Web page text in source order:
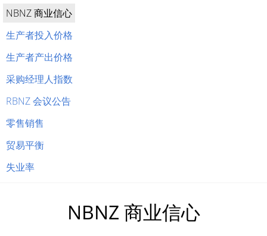
NBNZ 商业信心
生产者投入价格
生产者产出价格
采购经理人指数
RBNZ 会议公告
零售销售
贸易平衡
失业率
NBNZ 商业信心